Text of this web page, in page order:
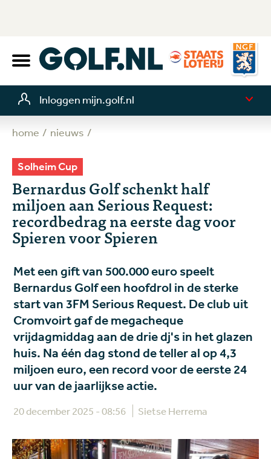
Inloggen mijn.golf.nl
home nieuws
Solheim Cup
Bernardus Golf schenkt half
miljoen aan Serious Request:
recordbedrag na eerste dag voor
Spieren voor Spieren
Met een gift van 500.000 euro speelt
Bernardus Golf een hoofdrol in de sterke
start van 3FM Serious Request. De club uit
Cromvoirt gaf de megacheque
vrijdagmiddag aan de drie dj's in het glazen
huis. Na één dag stond de teller al op 4,3
miljoen euro, een record voor de eerste 24
uur van de jaarlijkse actie.
20 december 2025 - 08:56 Sietse Herrema